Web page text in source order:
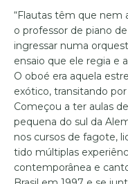
“Flautas têm que nem
o professor de piano
ingressar numa
ensaio que ele regia e
O oboé era aquela
exótico, transitando
Começou a ter aulas
pequena do sul da
nos cursos de fagote,
tido múltiplas
contemporânea e